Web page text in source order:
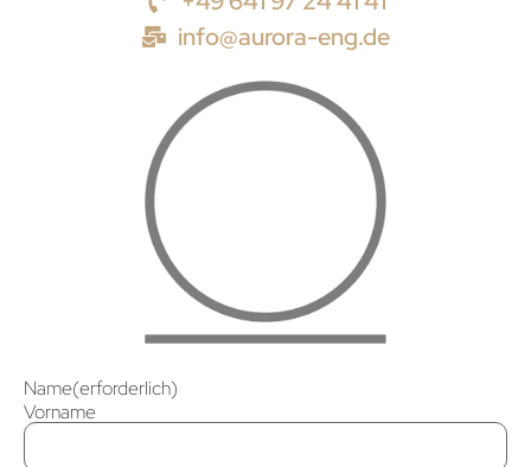
info@aurora-eng.de
Name(erforderlich)
Vorname